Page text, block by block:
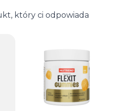
który ci odpowiada